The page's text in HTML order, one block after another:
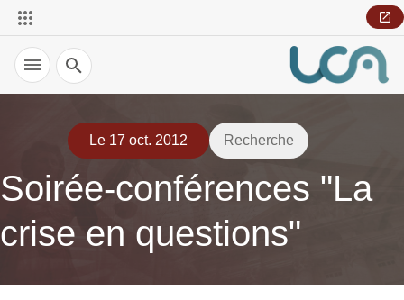
Recherche
Le 17 oct. 2012 Recherche
Soirée-conférences "La
crise en questions"